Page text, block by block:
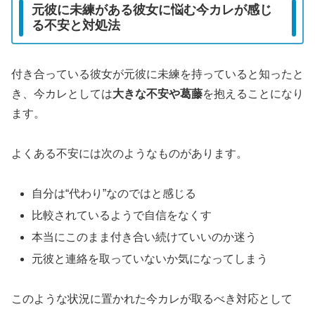
元彼に未練がある彼女に悩む今カレが感じ
る不安と対処法
付き合っている彼女が元彼に未練を持っていると知ったと
き、今カレとしては大きな不安や葛藤を抱えることになり
ます。
よくある不安には次のようなものがあります。
自分は“代わり”なのではと感じる
比較されているようで自信をなくす
本当にこのまま付き合い続けていいのか迷う
元彼と連絡を取っていないか気になってしまう
このような状況に置かれた今カレが取るべき対応として